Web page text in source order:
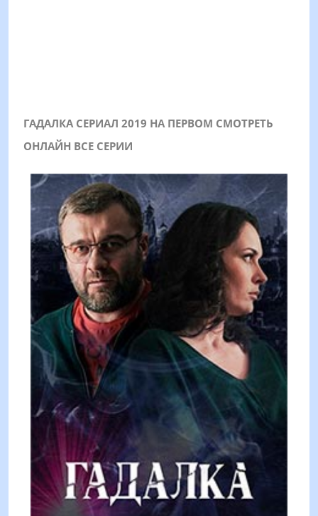
ГАДАЛКА СЕРИАЛ 2019 НА ПЕРВОМ СМОТРЕТЬ
ОНЛАЙН ВСЕ СЕРИИ